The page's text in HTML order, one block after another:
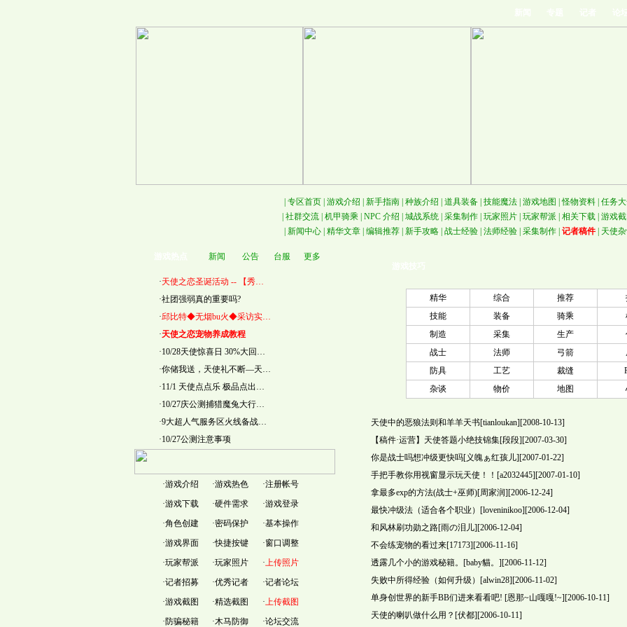
专区首页| 游戏介绍 新手指南| 种族介绍 道具装备| 技能魔法| 游戏地图 |怪物资料| 任务
社群交流| 机甲骑乘| NPC 介绍 城战系统| 采集制作| 玩家照片| 玩家帮派 相关下载| 游戏
新闻中心| 精华文章| 编辑推荐| 新手攻略| 战士经验| 法师经验| 采集制作| 记者稿件| 天使
新闻 公告 台服 更多
·天使之恋圣诞活动 -- 【秀…
·社团强弱真的重要吗?
·邱比特◆无烟bu火◆采访实…
·天使之恋宠物养成教程
·10/28天使惊喜日 30%大回…
·你储我送，天使礼不断—天…
·11/1 天使点点乐 极品点出…
·10/27庆公测捕猎魔兔大行…
·9大超人气服务区火线备战…
·10/27公测注意事项
·游戏介绍 ·游戏热色 ·注册帐号
·游戏下载 ·硬件需求 ·游戏登录
·角色创建 ·密码保护 ·基本操作
·游戏界面 ·快捷按键 ·窗口调整
·玩家帮派 ·玩家照片 ·上传照片
·记者招募 ·优秀记者 ·记者论坛
·游戏截图 ·精选截图 ·上传截图
·防骗秘籍 ·木马防御 ·论坛交流
精华 综合 推荐
技能
装备 骑乘
制造
采集 生产
战士
法师 弓箭
防具
工艺 裁缝
杂谈
物价 地图
天使中的恶狼法则和羊羊天书[tianloukan][2008-10-13]
【稿件·运营】天使答题小绝技锦集[段段][2007-03-30]
你是战士吗想冲级更快吗[义魄ぁ红孩儿][2007-01-22]
手把手教你用视窗显示玩天使！！ [a2032445][2007-01-10]
拿最多exp的方法(战士+巫师)[周家润][2006-12-24]
最快冲级法（适合各个职业） [loveninikoo][2006-12-04]
和风林刷功勋之路[雨の泪儿][2006-12-04]
不会练宠物的看过来[17173][2006-11-16]
透露几个小的游戏秘籍。
[baby貓。][2006-11-12]
失败中所得经验（如何升级） [alwin28][2006-11-02]
单身创世界的新手BB们进来看看吧! [恩那~山嘎嘎!~][2006-10-11]
天使的喇叭做什么用？ [伏都][2006-10-11]